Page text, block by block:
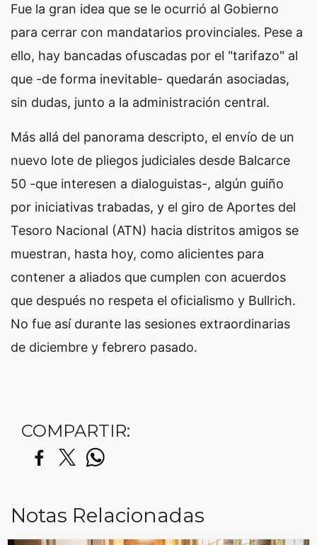
Fue la gran idea que se le ocurrió al Gobierno
para cerrar con mandatarios provinciales. Pese a
ello, hay bancadas ofuscadas por el "tarifazo" al
que -de forma inevitable- quedarán asociadas,
sin dudas, junto a la administración central.
Más allá del panorama descripto, el envío de un
nuevo lote de pliegos judiciales desde Balcarce
50 -que interesen a dialoguistas-, algún guiño
por iniciativas trabadas, y el giro de Aportes del
Tesoro Nacional (ATN) hacia distritos amigos se
muestran, hasta hoy, como alicientes para
contener a aliados que cumplen con acuerdos
que después no respeta el oficialismo y Bullrich.
No fue así durante las sesiones extraordinarias
de diciembre y febrero pasado.
COMPARTIR:
Notas Relacionadas